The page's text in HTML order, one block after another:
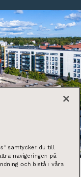
samtycker du till
navigeringen på
och bistå i våra